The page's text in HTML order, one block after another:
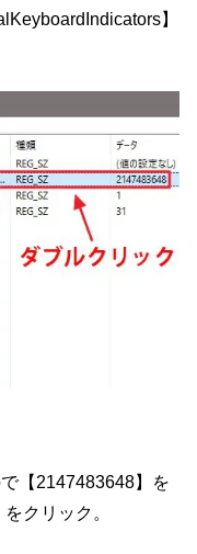
】
【2147483648】を
クリック。